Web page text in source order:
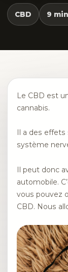
CBD 9
Le CBD est
cannabis.
Il a des
système
Il peut donc
automobile.
vous pouvez
CBD. Nous